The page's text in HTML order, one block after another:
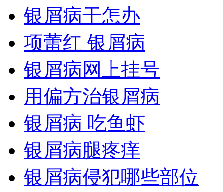
银屑病干怎办
项蕾红 银屑病
银屑病网上挂号
用偏方治银屑病
银屑病 吃鱼虾
银屑病腿疼痒
银屑病侵犯哪些部位